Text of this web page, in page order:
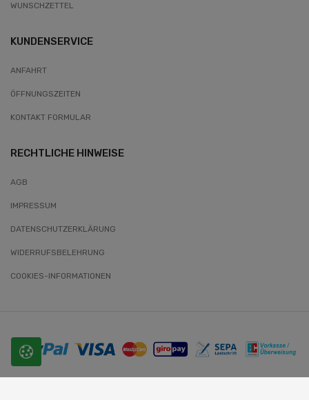
WUNSCHZETTEL
KUNDENSERVICE
ANFAHRT
ÖFFNUNGSZEITEN
KONTAKT FORMULAR
RECHTLICHE HINWEISE
AGB
IMPRESSUM
DATENSCHUTZERKLÄRUNG
WIDERRUFSBELEHRUNG
COOKIES-INFORMATIONEN